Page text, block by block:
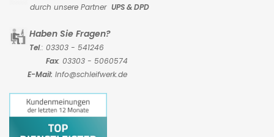
durch unsere Partner UPS & DPD
Haben Sie Fragen?
Tel.: 03303 - 541246
Fax: 03303 - 5060574
E-Mail: Info@schleifwerk.de